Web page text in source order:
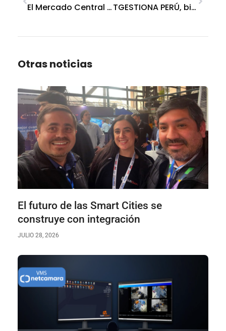
El Mercado Central de Buenos Aires elige SoftGuard TGESTIONA PERÚ, bienvenido a ULTRA
Otras noticias
El futuro de las Smart Cities se
construye con integración
JULIO 28, 2026